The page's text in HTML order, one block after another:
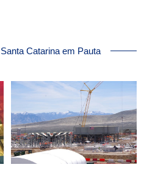
Catarina em Pauta